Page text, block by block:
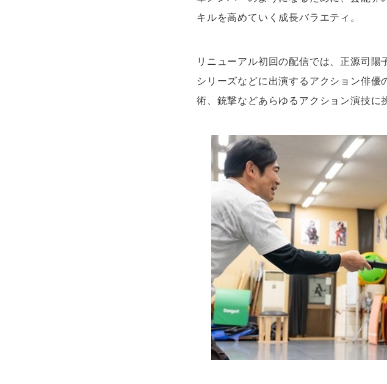
キルを高めていく成長バラエティ。
リニューアル初回の配信では、正源司
シリーズなどに出演するアクション俳優
術、銃撃などあらゆるアクション演技に